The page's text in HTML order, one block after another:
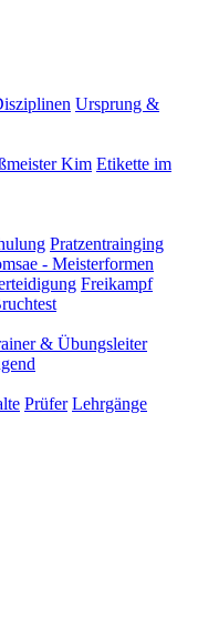
Ursprung &
Kim Etikette im
Pratzentrainging
- Meisterformen
Freikampf
& Übungsleiter
Prüfer Lehrgänge